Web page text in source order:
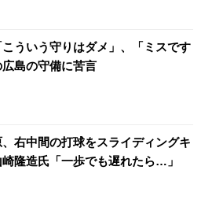
ういう守りはダメ」、「ミスです
島の守備に苦言
、右中間の打球をスライディングキ
隆造氏「一歩でも遅れたら…」